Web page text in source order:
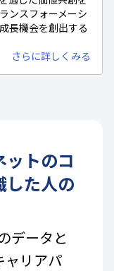
ンスフォーメーシ
長機会を創出する
さらに詳しくみる
ットのコ
した人の
データと
ャリアパ